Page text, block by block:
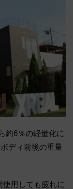
約6％の軽量化に
ディ前後の重量
用しても疲れに